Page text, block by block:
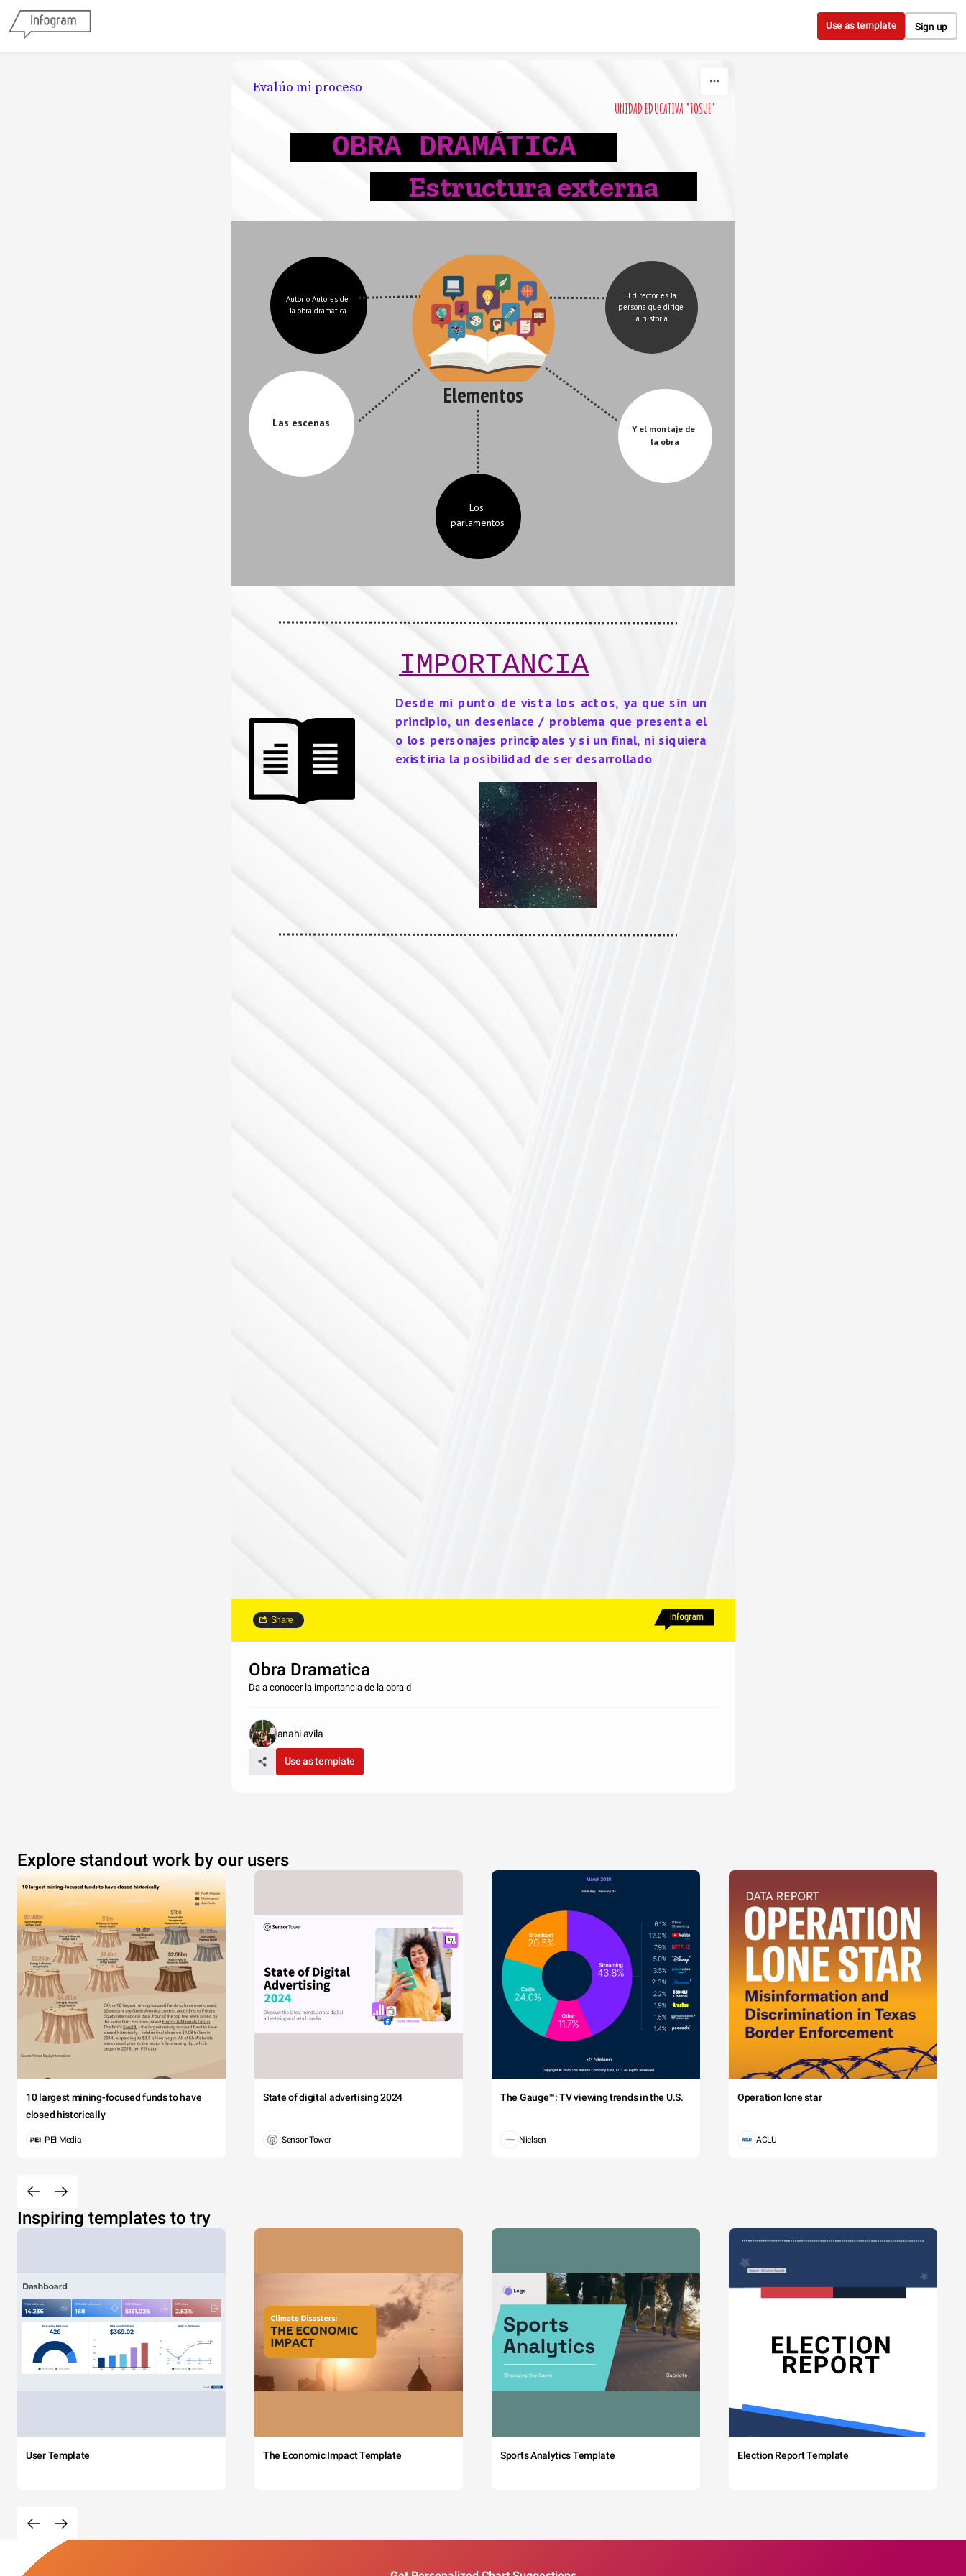
Use as template Sign up
Evalúo mi proceso
UNIDAD EDUCATIVA "JOSUE"
OBRA DRAMÁTICA
Estructura externa
Autor o Autores de
la obra dramática
El director es la
persona que dirige
la historia.
Las escenas
Elementos
Y el montaje de
la obra
Los
parlamentos
IMPORTANCIA
Desde mi punto de vista los actos, ya que sin un
principio, un desenlace / problema que presenta el
o los personajes principales y si un final, ni siquiera
existiria la posibilidad de ser desarrollado
Share
Obra Dramatica
Da a conocer la importancia de la obra d
anahi avila
Use as template
Explore standout work by our users
10 largest mining-focused funds to have
closed historically
PEI Media
State of digital advertising 2024
Sensor Tower
The Gauge™: TV viewing trends in the U.S.
Nielsen
Operation lone star
ACLU
Inspiring templates to try
User Template The Economic Impact Template Sports Analytics Template Election Report Template